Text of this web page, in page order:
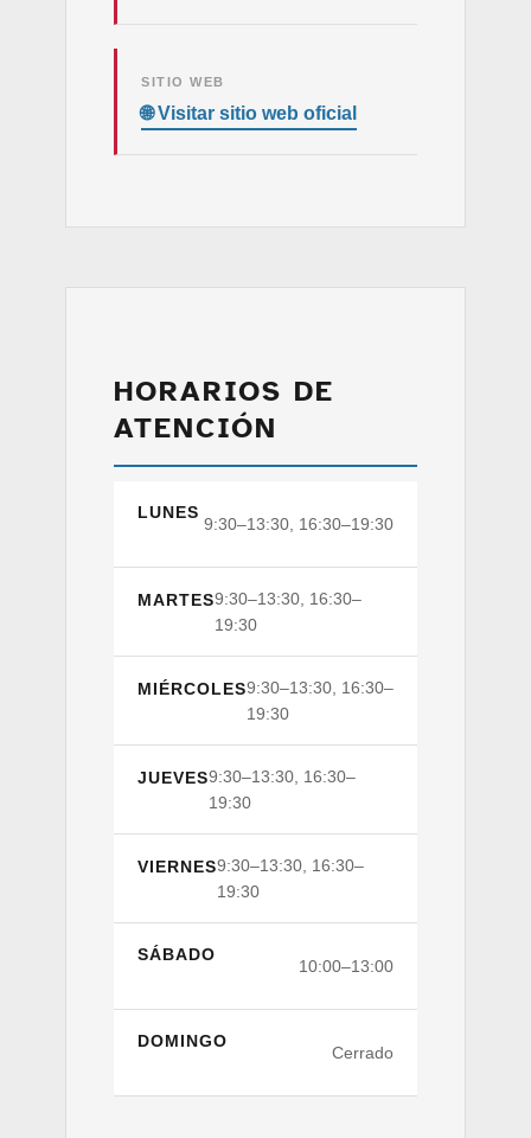
SITIO WEB
HORARIOS DE
ATENCIÓN
LUNES
9:30–13:30, 16:30–19:30
MARTES9:30–13:30, 16:30–
19:30
MIÉRCOLES9:30–13:30, 16:30–
19:30
JUEVES9:30–13:30, 16:30–
19:30
VIERNES9:30–13:30, 16:30–
19:30
SÁBADO
10:00–13:00
DOMINGO
Cerrado